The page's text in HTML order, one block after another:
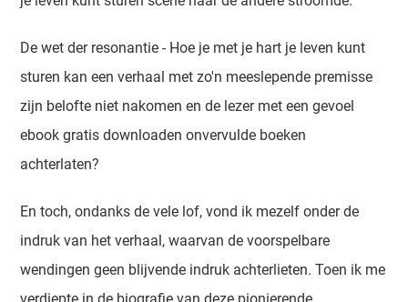
De wet der resonantie - Hoe je met je hart je leven kunt
sturen kan een verhaal met zo'n meeslepende premisse
zijn belofte niet nakomen en de lezer met een gevoel
ebook gratis downloaden onvervulde boeken
achterlaten?
En toch, ondanks de vele lof, vond ik mezelf onder de
indruk van het verhaal, waarvan de voorspelbare
wendingen geen blijvende indruk achterlieten. Toen ik me